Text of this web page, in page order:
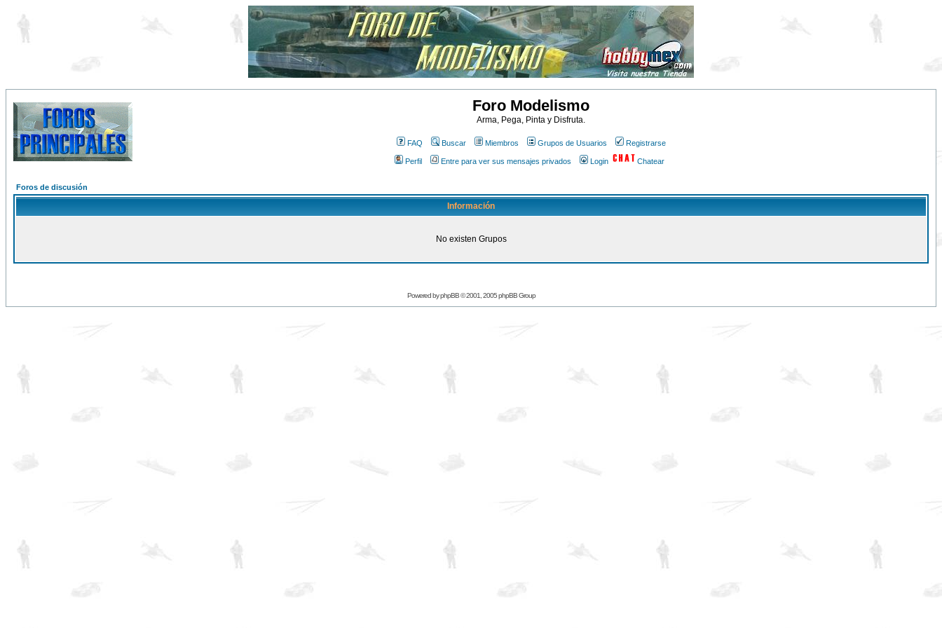
Foro Modelismo
Arma, Pega, Pinta y Disfruta.
FAQ Buscar Miembros Grupos de Usuarios Registrarse
Perfil Entre para ver sus mensajes privados Login Chatear
Foros de discusión
Información
No existen Grupos
Powered byphpBB© 2001, 2005 phpBB Group